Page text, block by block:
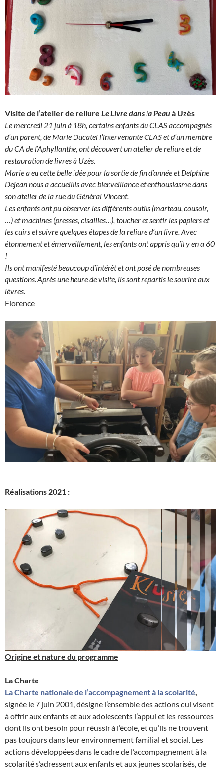
Visite de l’atelier de reliure Le Livre dans la Peauà Uzès
Le mercredi 21 juin à 18h, certains enfants du CLAS accompagnés
d’un parent, de Marie Ducatel l’intervenante CLAS et d’un membre
du CA de l’Aphyllanthe, ont découvert un atelier de reliure et de
restauration de livres à Uzès.
Marie a eu cette belle idée pour la sortie de fin d’année et Delphine
Dejean nous a accueillis avec bienveillance et enthousiasme dans
son atelier de la rue du Général Vincent.
Les enfants ont pu observer les différents outils (marteau, cousoir,
…) et machines (presses, cisailles…), toucher et sentir les papiers et
les cuirs et suivre quelques étapes de la reliure d’un livre. Avec
étonnement et émerveillement, les enfants ont appris qu’il y en a 60
!
Ils ont manifesté beaucoup d’intérêt et ont posé de nombreuses
questions. Après une heure de visite, ils sont repartis le sourire aux
lèvres.
Florence
Réalisations 2021 :
Origine et nature du programme
La Charte
La Charte nationale de l’accompagnement à la scolarité
signée le 7 juin 2001, désigne l’ensemble des actions qui visent
à offrir aux enfants et aux adolescents l’appui et les ressources
dont ils ont besoin pour réussir à l’école, et qu’ils ne trouvent
pas toujours dans leur environnement familial et social. Les
actions développées dans le cadre de l’accompagnement à la
scolarité s’adressent aux enfants et aux jeunes scolarisés, de